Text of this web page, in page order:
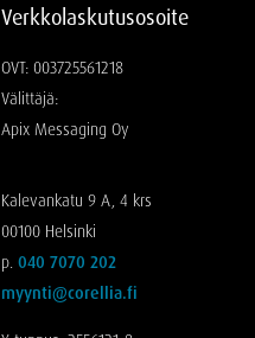
Verkkolaskutusosoite
OVT: 003725561218
Välittäjä:
Apix Messaging Oy
Kalevankatu 9 A, 4 krs
00100 Helsinki
p. 040 7070 202
myynti@corellia.fi